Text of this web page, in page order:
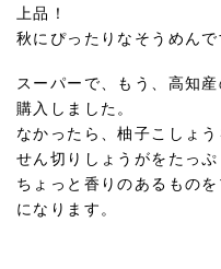
上品！
秋にぴったりなそうめんで
スーパーで、もう、高知
購入しました。
なかったら、柚子こしょ
せん切りしょうがをたっ
ちょっと香りのあるもの
になります。